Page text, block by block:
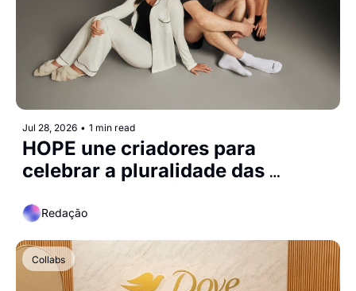
Jul 28, 2026 • 1 min read
HOPE une criadores para
celebrar a pluralidade das
dos Pais
Redação
Collabs